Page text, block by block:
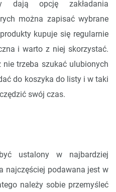
dają opcję zakładania
można zapisać wybrane
kupuje się regularnie
i warto z niej skorzystać.
trzeba szukać ulubionych
do koszyka do listy i w taki
swój czas.
ustalony w najbardziej
najczęściej podawana jest w
należy sobie przemyśleć